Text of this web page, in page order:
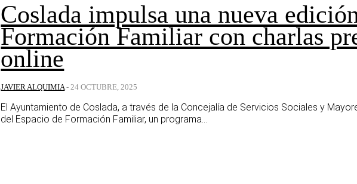
Coslada impulsa una nueva
Formación Familiar con charlas
online
JAVIER ALQUIMIA - 24 OCTUBRE, 2025
El Ayuntamiento de Coslada, a través de la Concejalía de Servicios Sociales y
del Espacio de Formación Familiar, un programa...